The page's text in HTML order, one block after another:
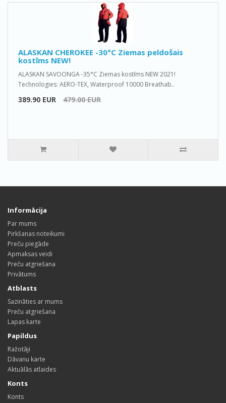
ALASKAN CHEROKEE -30°C Ziemas peldošais
kostīms NEW!
ALASKAN SAVOONGA -35°C Ziemas kostīms NEW 2021!
Technologies: AERO-TEX, Waterproof 10000 Breathab..
389.90 EUR 479.00 EUR
Informācija
Par mums
Pirkšanas noteikumi
Preču piegāde
Apmaksas veidi
Preču atgriešana
Privātums
Atblasts
Sazināties ar mums
Preču atgriešana
Lapas karte
Papildus
Ražotāji
Dāvanu karte
Aktuālās atlaides
Konts
Konts